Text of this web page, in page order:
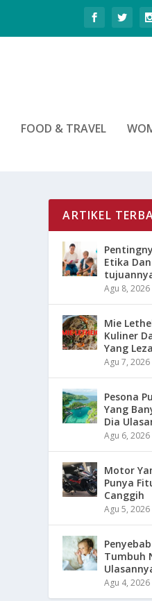
FOOD & TRAVEL
ARTIKEL
Etika
Agu 8, 2026
Mie
Kuliner
Yang
Agu 7, 2026
Pesona
Yang
Dia
Agu 6, 2026
Motor
Punya
Canggih
Agu 5, 2026
Tumbuh
Agu 4, 2026